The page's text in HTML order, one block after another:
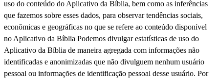
uso do conteúdo do Aplicativo da Bíblia, bem como as inferências
que fazemos sobre esses dados, para observar tendências sociais,
econômicas e geográficas no que se refere ao conteúdo disponível
no Aplicativo da Bíblia Podemos divulgar estatísticas de uso do
Aplicativo da Bíblia de maneira agregada com informações não
identificadas e anonimizadas que não divulguem nenhum usuário
pessoal ou informações de identificação pessoal desse usuário. Por